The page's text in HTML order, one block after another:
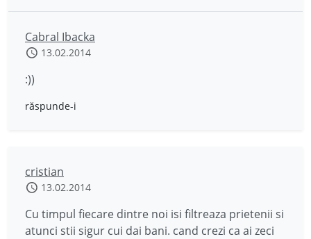
Cabral Ibacka
13.02.2014
:))
răspunde-i
cristian
13.02.2014
Cu timpul fiecare dintre noi isi filtreaza prietenii si
atunci stii sigur cui dai bani. cand crezi ca ai zeci